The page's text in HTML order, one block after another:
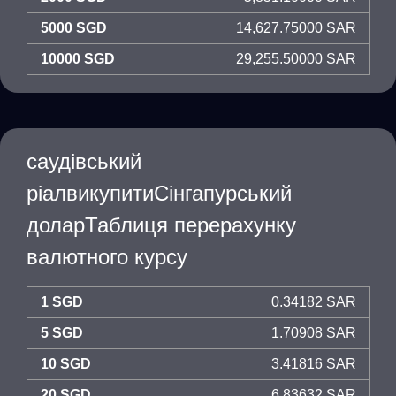
5000 SGD 14,627.75000 SAR
10000 SGD 29,255.50000 SAR
саудівський
ріалвикупитиСінгапурський
доларТаблиця перерахунку
валютного курсу
1 SGD 0.34182 SAR
5 SGD 1.70908 SAR
10 SGD 3.41816 SAR